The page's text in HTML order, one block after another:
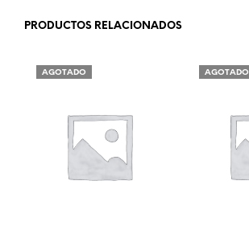
PRODUCTOS RELACIONADOS
AGOTADO AGOTADO